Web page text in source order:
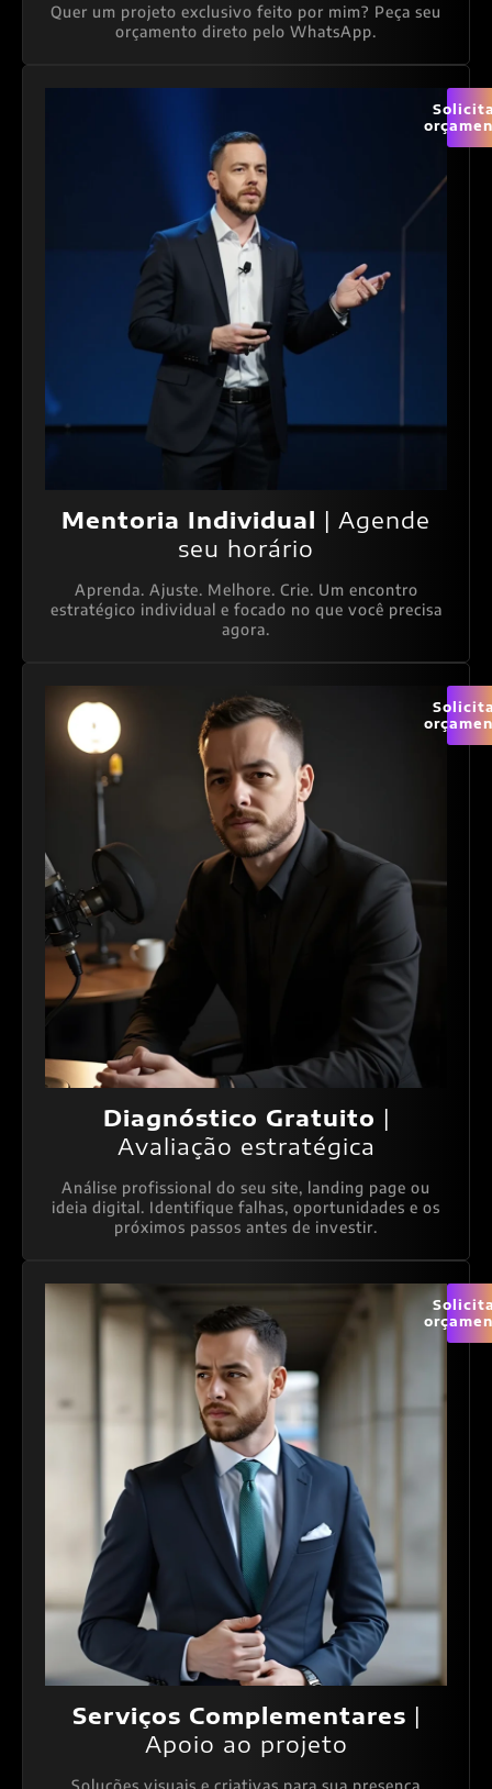
Quer um projeto exclusivo feito por mim? Peça seu
orçamento direto pelo WhatsApp.
Mentoria Individual | Agende
seu horário
Aprenda. Ajuste. Melhore. Crie. Um encontro
estratégico individual e focado no que você precisa
agora.
Diagnóstico Gratuito |
Avaliação estratégica
Análise profissional do seu site, landing page ou
ideia digital. Identifique falhas, oportunidades e os
próximos passos antes de investir.
Serviços Complementares |
Apoio ao projeto
Soluções visuais e criativas para sua presença